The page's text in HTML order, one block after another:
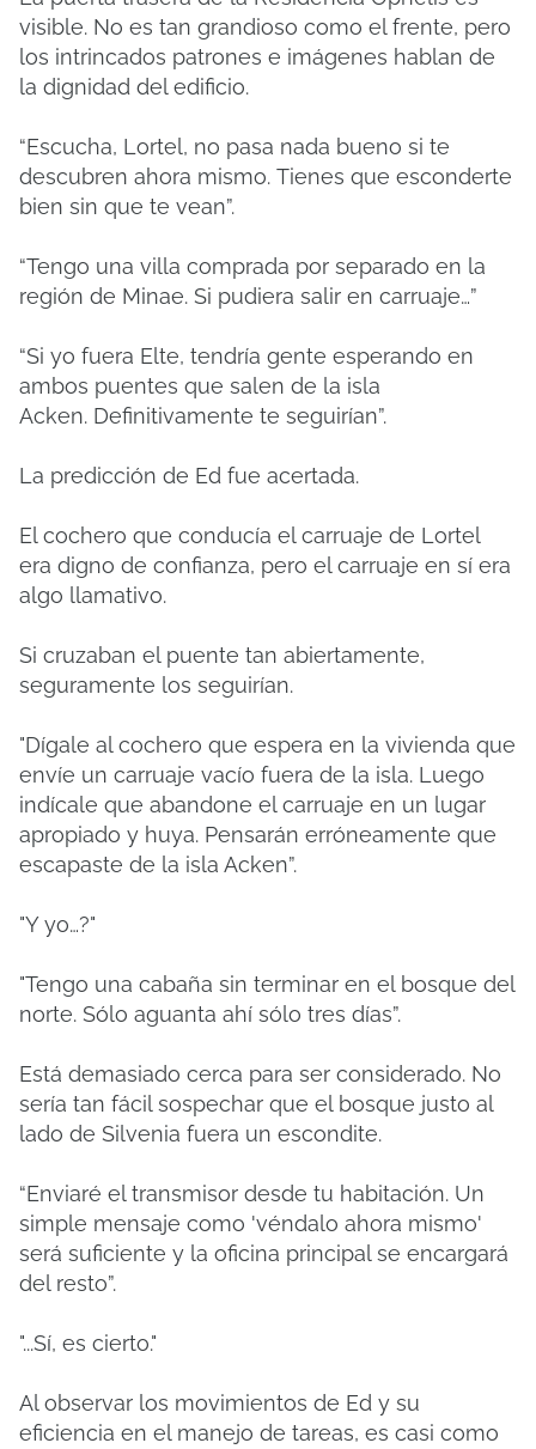
visible. No es tan grandioso como el frente, pero
los intrincados patrones e imágenes hablan de
la dignidad del edificio.
“Escucha, Lortel, no pasa nada bueno si te
descubren ahora mismo. Tienes que esconderte
bien sin que te vean”.
“Tengo una villa comprada por separado en la
región de Minae. Si pudiera salir en carruaje…”
“Si yo fuera Elte, tendría gente esperando en
ambos puentes que salen de la isla
Acken. Definitivamente te seguirían”.
La predicción de Ed fue acertada.
El cochero que conducía el carruaje de Lortel
era digno de confianza, pero el carruaje en sí era
algo llamativo.
Si cruzaban el puente tan abiertamente,
seguramente los seguirían.
"Dígale al cochero que espera en la vivienda que
envíe un carruaje vacío fuera de la isla. Luego
indícale que abandone el carruaje en un lugar
apropiado y huya. Pensarán erróneamente que
escapaste de la isla Acken”.
"Y yo…?"
"Tengo una cabaña sin terminar en el bosque del
norte. Sólo aguanta ahí sólo tres días”.
Está demasiado cerca para ser considerado. No
sería tan fácil sospechar que el bosque justo al
lado de Silvenia fuera un escondite.
“Enviaré el transmisor desde tu habitación. Un
simple mensaje como 'véndalo ahora mismo'
será suficiente y la oficina principal se encargará
del resto”.
"...Sí, es cierto."
Al observar los movimientos de Ed y su
eficiencia en el manejo de tareas, es casi como